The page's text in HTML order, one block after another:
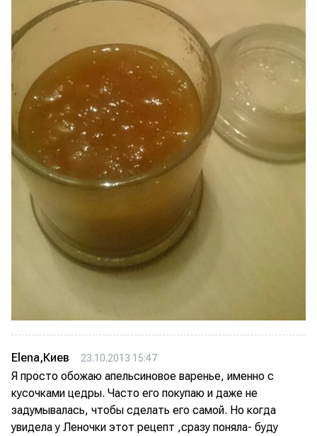
Elena,Киев 23.10.2013 15:47
Я просто обожаю апельсиновое варенье, именно с
кусочками цедры. Часто его покупаю и даже не
задумывалась, чтобы сделать его самой. Но когда
увидела у Леночки этот рецепт ,сразу поняла- буду